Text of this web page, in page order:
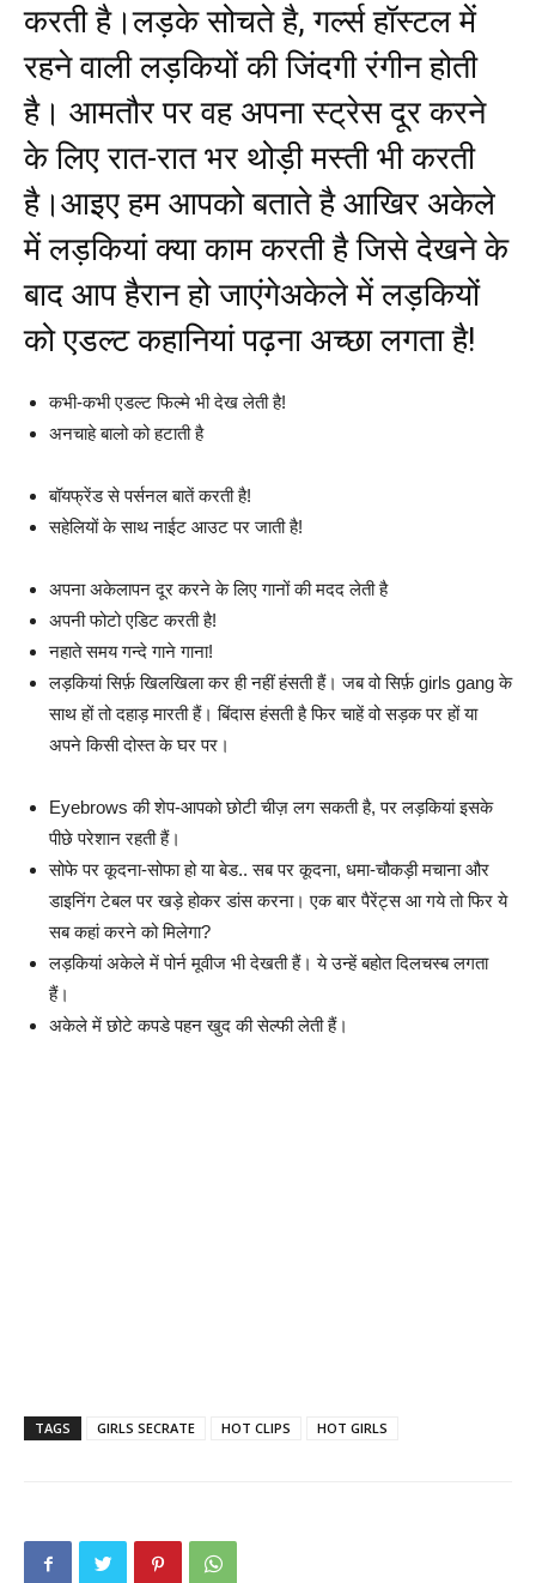
करती है।लड़के सोचते है, गर्ल्स हॉस्टल में
रहने वाली लड़कियों की जिंदगी रंगीन होती
है। आमतौर पर वह अपना स्ट्रेस दूर करने
के लिए रात-रात भर थोड़ी मस्ती भी करती
है।आइए हम आपको बताते है आखिर अकेले
में लड़कियां क्या काम करती है जिसे देखने के
बाद आप हैरान हो जाएंगेअकेले में लड़कियों
को एडल्ट कहानियां पढ़ना अच्छा लगता है!
कभी-कभी एडल्ट फिल्मे भी देख लेती है!
अनचाहे बालो को हटाती है
बॉयफ्रेंड से पर्सनल बातें करती है!
सहेलियों के साथ नाईट आउट पर जाती है!
अपना अकेलापन दूर करने के लिए गानों की मदद लेती है
अपनी फोटो एडिट करती है!
नहाते समय गन्दे गाने गाना!
लड़कियां सिर्फ़ खिलखिला कर ही नहीं हंसती हैं। जब वो सिर्फ़ girls gang के
साथ हों तो दहाड़ मारती हैं। बिंदास हंसती है फिर चाहें वो सड़क पर हों या
अपने किसी दोस्त के घर पर।
Eyebrows की शेप-आपको छोटी चीज़ लग सकती है, पर लड़कियां इसके
पीछे परेशान रहती हैं।
सोफे पर कूदना-सोफा हो या बेड.. सब पर कूदना, धमा-चौकड़ी मचाना और
डाइनिंग टेबल पर खड़े होकर डांस करना। एक बार पैरेंट्स आ गये तो फिर ये
सब कहां करने को मिलेगा?
लड़कियां अकेले में पोर्न मूवीज भी देखती हैं। ये उन्हें बहोत दिलचस्ब लगता
हैं।
अकेले में छोटे कपडे पहन खुद की सेल्फी लेती हैं।
TAGS GIRLS SECRATE HOT CLIPS HOT GIRLS